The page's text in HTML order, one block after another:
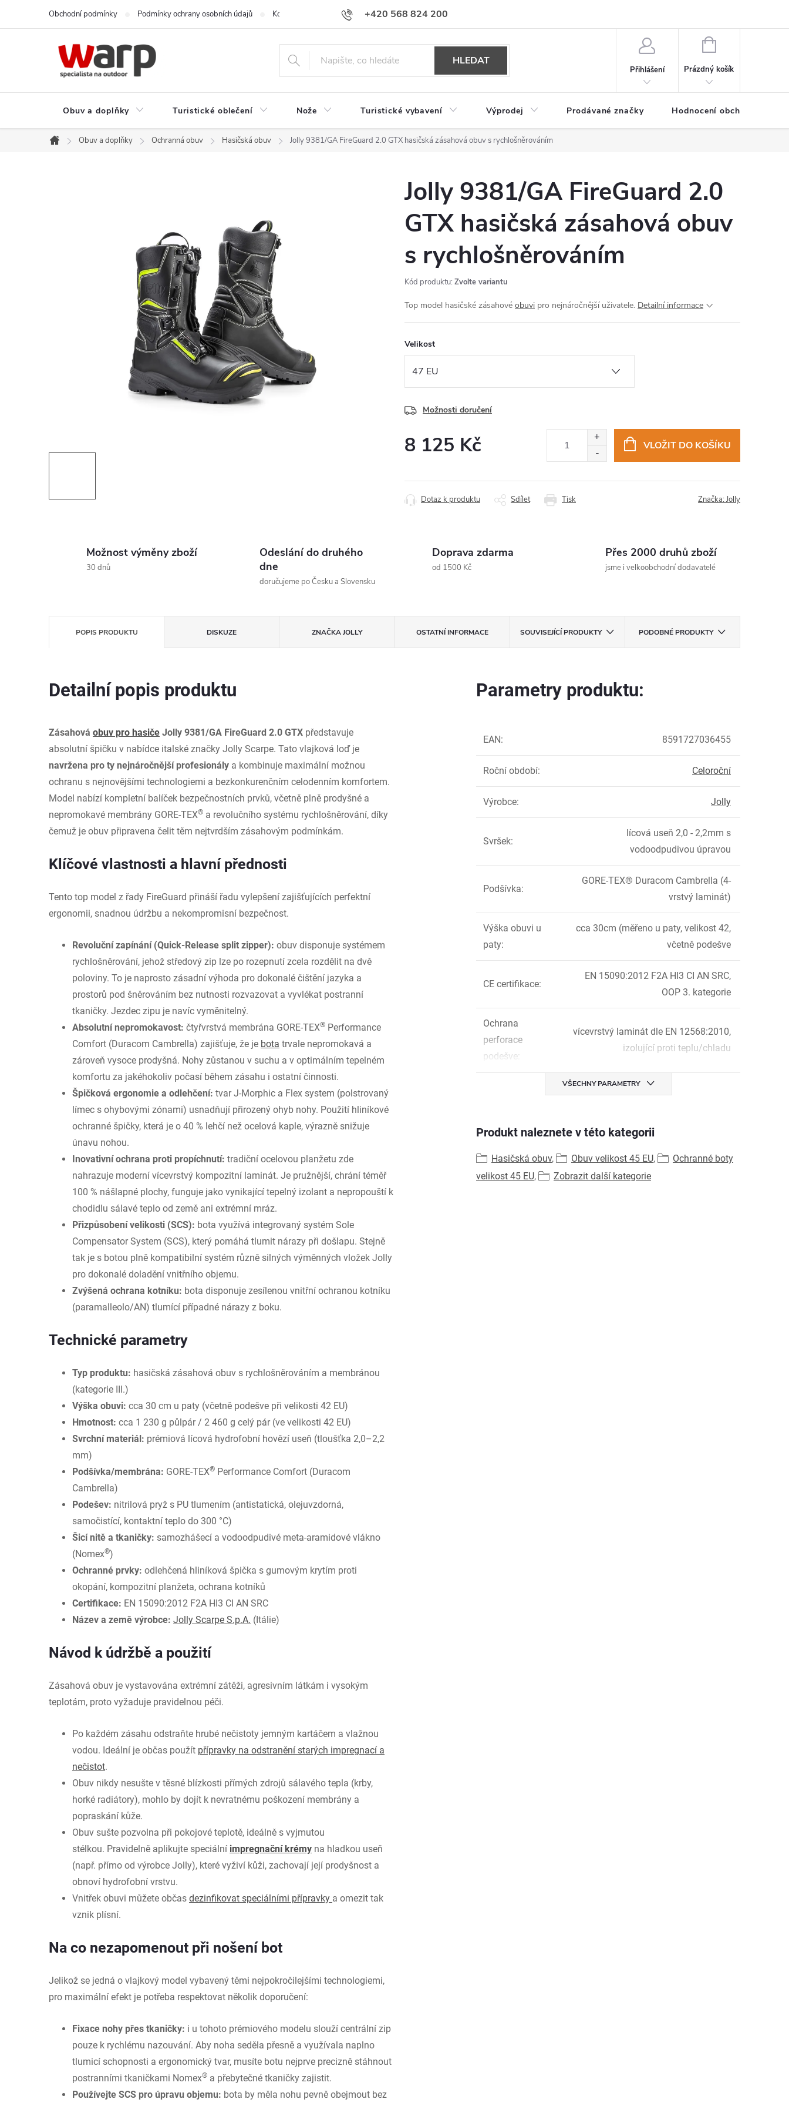
+420 568 824 200
Obchodní podmínky Podmínky ochrany osobních údajů Kontakty Doprava a platba Hodnocení obchodu
HLEDAT
Přihlášení
NÁKUPNÍ
Prázdný košík
Obuv a doplňky Turistické oblečení Nože Turistické vybavení Výprodej Prodávané značky Hodnocení obchodu
Domů
Obuv a doplňky Ochranná obuv Hasičská obuv Jolly 9381/GA FireGuard 2.0 GTX hasičská zásahová obuv s rychlošněrováním
Jolly 9381/GA FireGuard 2.0
GTX hasičská zásahová obuv
s rychlošněrováním
Kód produktu: Zvolte variantu
Top model hasičské zásahové obuvi pro nejnáročnější uživatele. Detailní informace
Velikost
Možnosti doručení
8 125 Kč VLOŽIT DO KOŠÍKU
Tisk
Dotaz k produktu Sdílet Značka:Jolly
Možnost výměny zboží
30 dnů
Odeslání do druhého
dne
doručujeme po Česku a Slovensku
Doprava zdarma
od 1500 Kč
Přes 2000 druhů zboží
jsme i velkoobchodní dodavatelé
POPIS PRODUKTU DISKUZE ZNAČKAJOLLY OSTATNÍ INFORMACE SOUVISEJÍCÍ PRODUKTY PODOBNÉ PRODUKTY
Detailní popis produktu
Zásahová obuv pro hasiče Jolly 9381/GA FireGuard 2.0 GTX představuje
absolutní špičku v nabídce italské značky Jolly Scarpe. Tato vlajková loď je
navržena pro ty nejnáročnější profesionály a kombinuje maximální možnou
ochranu s nejnovějšími technologiemi a bezkonkurenčním celodenním komfortem.
Model nabízí kompletní balíček bezpečnostních prvků, včetně plně prodyšné a
nepromokavé membrány GORE-TEX® a revolučního systému rychlošněrování, díky
čemuž je obuv připravena čelit těm nejtvrdším zásahovým podmínkám.
Klíčové vlastnosti a hlavní přednosti
Tento top model z řady FireGuard přináší řadu vylepšení zajišťujících perfektní
ergonomii, snadnou údržbu a nekompromisní bezpečnost.
Revoluční zapínání (Quick-Release split zipper): obuv disponuje systémem
rychlošněrování, jehož středový zip lze po rozepnutí zcela rozdělit na dvě
poloviny. To je naprosto zásadní výhoda pro dokonalé čištění jazyka a
prostorů pod šněrováním bez nutnosti rozvazovat a vyvlékat postranní
tkaničky. Jezdec zipu je navíc vyměnitelný.
Absolutní nepromokavost: čtyřvrstvá membrána GORE-TEX® Performance
Comfort (Duracom Cambrella) zajišťuje, že je bota trvale nepromokavá a
zároveň vysoce prodyšná. Nohy zůstanou v suchu a v optimálním tepelném
komfortu za jakéhokoliv počasí během zásahu i ostatní činnosti.
Špičková ergonomie a odlehčení: tvar J-Morphic a Flex system (polstrovaný
límec s ohybovými zónami) usnadňují přirozený ohyb nohy. Použití hliníkové
ochranné špičky, která je o 40 % lehčí než ocelová kaple, výrazně snižuje
únavu nohou.
Inovativní ochrana proti propíchnutí: tradiční ocelovou planžetu zde
nahrazuje moderní vícevrstvý kompozitní laminát. Je pružnější, chrání téměř
100 % nášlapné plochy, funguje jako vynikající tepelný izolant a nepropouští k
chodidlu sálavé teplo od země ani extrémní mráz.
Přizpůsobení velikosti (SCS): bota využívá integrovaný systém Sole
Compensator System (SCS), který pomáhá tlumit nárazy při došlapu. Stejně
tak je s botou plně kompatibilní systém různě silných výměnných vložek Jolly
pro dokonalé doladění vnitřního objemu.
Zvýšená ochrana kotníku: bota disponuje zesílenou vnitřní ochranou kotníku
(paramalleolo/AN) tlumící případné nárazy z boku.
Technické parametry
Typ produktu: hasičská zásahová obuv s rychlošněrováním a membránou
(kategorie III.)
Výška obuvi: cca 30 cm u paty (včetně podešve při velikosti 42 EU)
Hmotnost: cca 1 230 g půlpár / 2 460 g celý pár (ve velikosti 42 EU)
Svrchní materiál: prémiová lícová hydrofobní hovězí useň (tloušťka 2,0–2,2
mm)
Podšívka/membrána: GORE-TEX® Performance Comfort (Duracom
Cambrella)
Podešev: nitrilová pryž s PU tlumením (antistatická, olejuvzdorná,
samočistící, kontaktní teplo do 300 °C)
Šicí nitě a tkaničky: samozhášecí a vodoodpudivé meta-aramidové vlákno
(Nomex®)
Ochranné prvky: odlehčená hliníková špička s gumovým krytím proti
okopání, kompozitní planžeta, ochrana kotníků
Certifikace: EN 15090:2012 F2A HI3 CI AN SRC
Název a země výrobce: Jolly Scarpe S.p.A. (Itálie)
Návod k údržbě a použití
Zásahová obuv je vystavována extrémní zátěži, agresivním látkám i vysokým
teplotám, proto vyžaduje pravidelnou péči.
Po každém zásahu odstraňte hrubé nečistoty jemným kartáčem a vlažnou
vodou. Ideální je občas použít přípravky na odstranění starých impregnací a
nečistot.
Obuv nikdy nesušte v těsné blízkosti přímých zdrojů sálavého tepla (krby,
horké radiátory), mohlo by dojít k nevratnému poškození membrány a
popraskání kůže.
Obuv sušte pozvolna při pokojové teplotě, ideálně s vyjmutou
stélkou. Pravidelně aplikujte speciální impregnační krémy na hladkou useň
(např. přímo od výrobce Jolly), které vyživí kůži, zachovají její prodyšnost a
obnoví hydrofobní vrstvu.
Vnitřek obuvi můžete občas dezinfikovat speciálními přípravky a omezit tak
vznik plísní.
Na co nezapomenout při nošení bot
Jelikož se jedná o vlajkový model vybavený těmi nejpokročilejšími technologiemi,
pro maximální efekt je potřeba respektovat několik doporučení:
Fixace nohy přes tkaničky: i u tohoto prémiového modelu slouží centrální zip
pouze k rychlému nazouvání. Aby noha seděla přesně a využívala naplno
tlumicí schopnosti a ergonomický tvar, musíte botu nejprve precizně stáhnout
postranními tkaničkami Nomex® a přebytečné tkaničky zajistit.
Používejte SCS pro úpravu objemu: bota by měla nohu pevně obejmout bez
Parametry produktu:
EAN: 8591727036455
Roční období: Celoroční
Výrobce: Jolly
Svršek:
lícová useň 2,0 - 2,2mm s
vodoodpudivou úpravou
Podšívka:
GORE-TEX® Duracom Cambrella (4-
vrstvý laminát)
Výška obuvi u
paty:
cca 30cm (měřeno u paty, velikost 42,
včetně podešve
CE certifikace:
EN 15090:2012 F2A HI3 CI AN SRC,
OOP 3. kategorie
Ochrana
perforace
podešve:
vícevrstvý laminát dle EN 12568:2010,
izolující proti teplu/chladu
VŠECHNY PARAMETRY
Produkt naleznete v této kategorii
Hasičská obuv, Obuv velikost 45 EU,
Ochranné boty
velikost 45 EU, Zobrazit další kategorie